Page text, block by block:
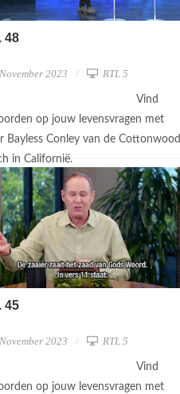
48
2023 RTL 5
Vind
op jouw levensvragen met
Bayless Conley van de Cottonwood
in Californië.
45
2023 RTL 5
Vind
op jouw levensvragen met